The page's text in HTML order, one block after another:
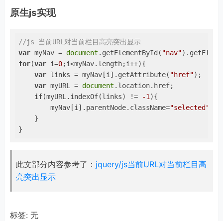
原生js实现
//js 当前URL对当前栏目高亮突出显示
var myNav = document .getElementById( "nav"
for(var i=0;i<myNav.length;i++){
var links = myNav[i].getAttribute( "href");
var myURL = document .location.href;
if(myURL.indexOf(links) != -1){
        myNav[i].parentNode.className=
"selected"
    }
}
此文部分内容参考了： jquery/js当前URL对当前栏目高
亮突出显示
标签: 无